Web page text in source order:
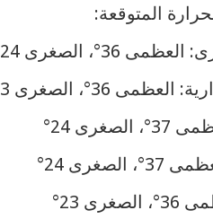
المتوقعة:
36°، الصغرى 24°
36°، الصغرى 23°
24°
23°